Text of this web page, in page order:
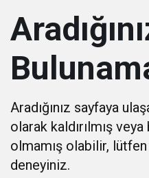
Aradığınız sayfaya
olarak kaldırılmış
olmamış olabilir,
deneyiniz.